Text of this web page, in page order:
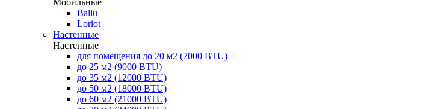
Мобильные
Ballu
Loriot
Настенные
Настенные
для помещения до 20 м2 (7000 BTU)
до 25 м2 (9000 BTU)
до 35 м2 (12000 BTU)
до 50 м2 (18000 BTU)
до 60 м2 (21000 BTU)